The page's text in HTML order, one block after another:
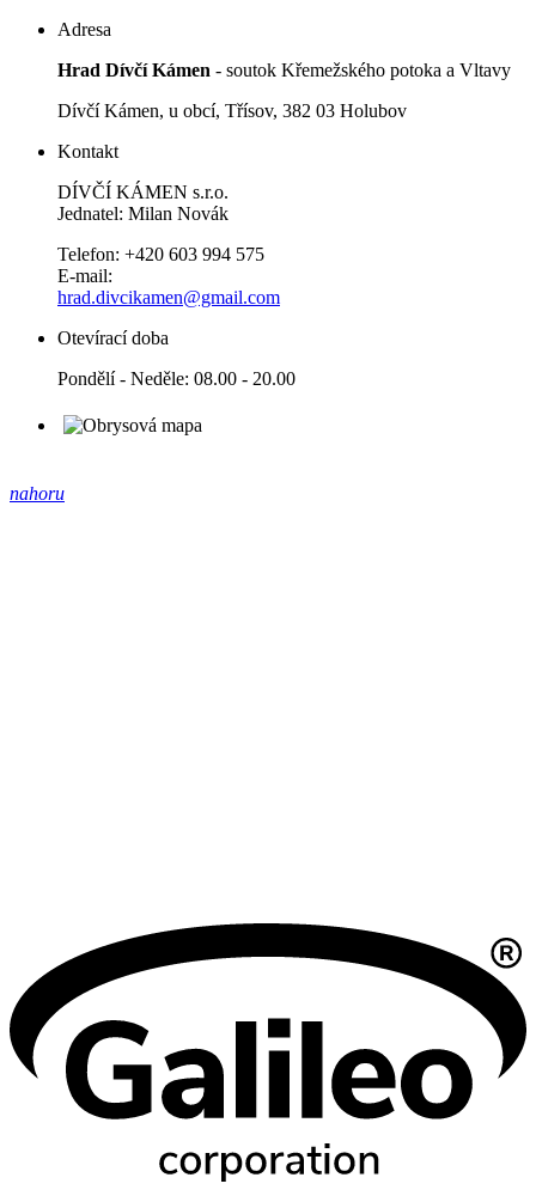
Adresa
Hrad Dívčí Kámen - soutok Křemežského potoka a Vltavy
Dívčí Kámen, u obcí, Třísov, 382 03 Holubov
Kontakt
DÍVČÍ KÁMEN s.r.o.
Jednatel: Milan Novák
Telefon: +420 603 994 575
E-mail:
hrad.divcikamen@gmail.com
Otevírací doba
Pondělí - Neděle: 08.00 - 20.00
nahoru